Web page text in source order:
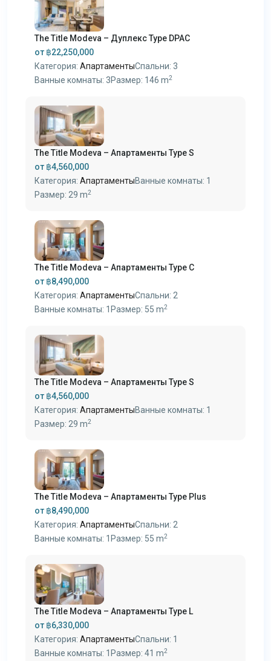
The Title Modeva – Дуплекс Type DPAC
от ฿22,250,000
Категория: АпартаментыСпальни: 3
Ванные комнаты: 3Размер: 146 m2
The Title Modeva – Апартаменты Type S
от ฿4,560,000
Категория: АпартаментыВанные комнаты: 1
Размер: 29 m2
The Title Modeva – Апартаменты Type C
от ฿8,490,000
Категория: АпартаментыСпальни: 2
Ванные комнаты: 1 Размер: 55 m2
The Title Modeva – Апартаменты Type S
от ฿4,560,000
Категория: АпартаментыВанные комнаты: 1
Размер: 29 m2
The Title Modeva – Апартаменты Type Plus
от ฿8,490,000
Категория: АпартаментыСпальни: 2
Ванные комнаты: 1 Размер: 55 m2
The Title Modeva – Апартаменты Type L
от ฿6,330,000
Категория: АпартаментыСпальни: 1
Ванные комнаты: 1 Размер: 41 m2